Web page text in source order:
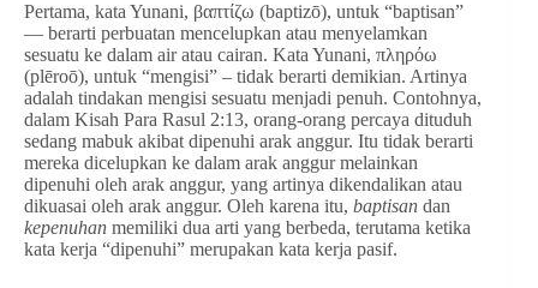
Pertama, kata Yunani, βαπτίζω (baptizō), untuk “baptisan”
— berarti perbuatan mencelupkan atau menyelamkan
sesuatu ke dalam air atau cairan. Kata Yunani, πληρόω
(plēroō), untuk “mengisi” – tidak berarti demikian. Artinya
adalah tindakan mengisi sesuatu menjadi penuh. Contohnya,
dalam Kisah Para Rasul 2:13, orang-orang percaya dituduh
sedang mabuk akibat dipenuhi arak anggur. Itu tidak berarti
mereka dicelupkan ke dalam arak anggur melainkan
dipenuhi oleh arak anggur, yang artinya dikendalikan atau
dikuasai oleh arak anggur. Oleh karena itu, baptisan dan
kepenuhan memiliki dua arti yang berbeda, terutama ketika
kata kerja “dipenuhi” merupakan kata kerja pasif.